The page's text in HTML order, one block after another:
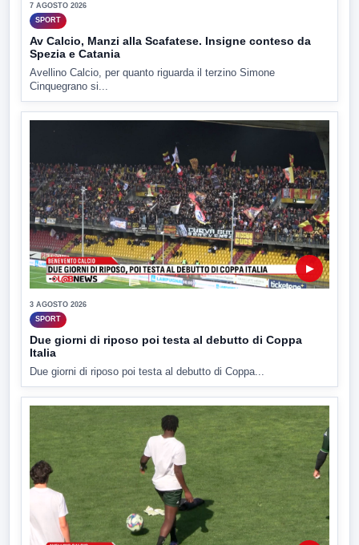
7 AGOSTO 2026
SPORT
Av Calcio, Manzi alla Scafatese. Insigne conteso da
Spezia e Catania
Avellino Calcio, per quanto riguarda il terzino Simone
Cinquegrano si...
▶
3 AGOSTO 2026
SPORT
Due giorni di riposo poi testa al debutto di Coppa
Italia
Due giorni di riposo poi testa al debutto di Coppa...